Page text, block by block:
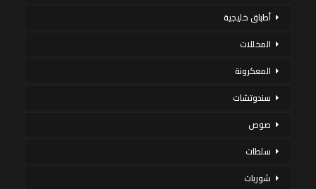
أطباق خليجية
المخللات
المعكرونة
سندوتشات
صوص
سلطات
شوربات